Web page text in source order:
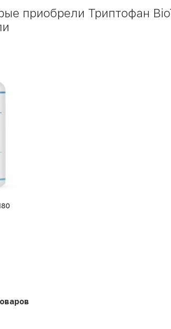
приобрели Триптофан